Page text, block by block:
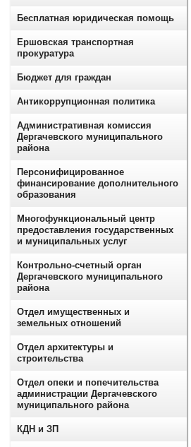
Бесплатная юридическая помощь
Ершовская транспортная
прокуратура
Бюджет для граждан
Антикоррупционная политика
Административная комиссия
Дергачевского муниципального
района
Персонифицированное
финансирование дополнительного
образования
Многофункциональный центр
предоставления государственных
и муниципальных услуг
Контрольно-счетный орган
Дергачевского муниципального
района
Отдел имущественных и
земельных отношений
Отдел архитектуры и
строительства
Отдел опеки и попечительства
администрации Дергачевского
муниципального района
КДН и ЗП